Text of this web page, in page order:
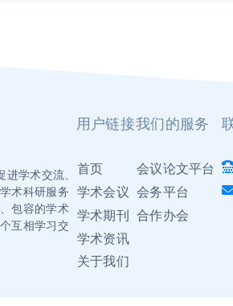
学术交流、
术科研服务
包容的学术
互相学习交
用户链接
首页
学术会议
学术期刊
学术资讯
关于我们
我们的服务
会议论文平台
会务平台
合作办会